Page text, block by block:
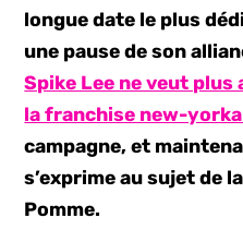
longue date le plus
une pause de son
Spike Lee ne veut
la franchise new-
campagne, et
s’exprime au sujet de
Pomme.